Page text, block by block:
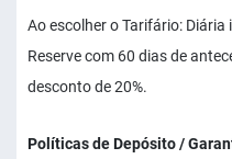
Ao escolher o Tarifário:
Reserve com 60 dias de
desconto de 20%.
Políticas de Depósito /